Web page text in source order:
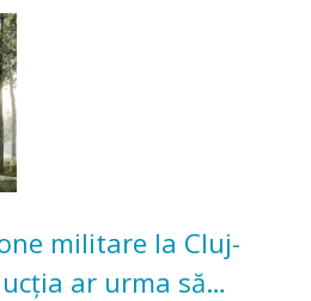
Grădinii Casei
militare la Cluj-
ar urma să